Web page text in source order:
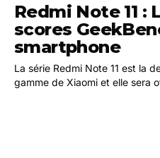
Redmi Note 11 :
scores
smartphone
La série Redmi Note 11 est la
gamme de Xiaomi et elle sera